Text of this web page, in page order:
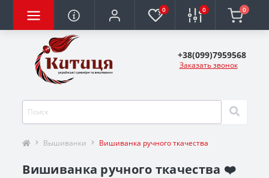
0 0 0
+38(099)7959568
Заказать звонок
Вышиванки Вишиванка ручного ткачества
Вишиванка ручного ткачества ❤️